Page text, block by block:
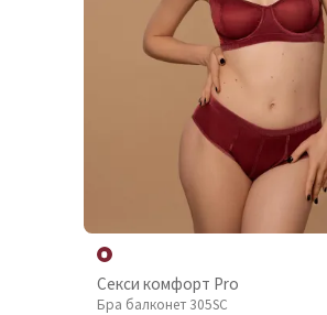
Секси комфорт Pro
Бра балконет 305SC